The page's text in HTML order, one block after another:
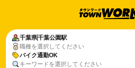
千葉県千葉公園駅
職種を選択してください
バイク通勤OK
キーワードを選択してください